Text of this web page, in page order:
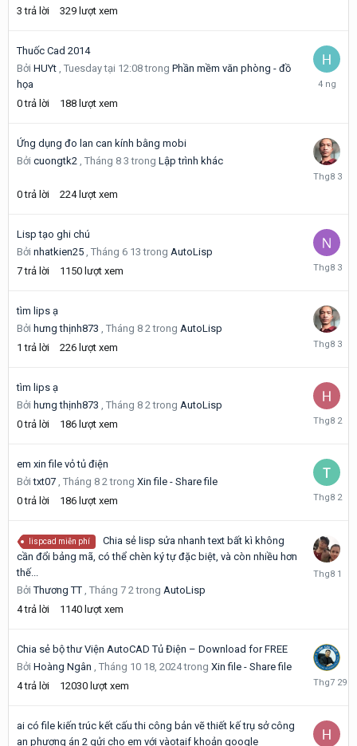
3 trả lời 329 lượt xem
Thuốc Cad 2014
Bởi HUYt , Tuesday tại 12:08trong Phần mềm văn phòng - đồ
họa
0 trả lời 188 lượt xem
Tuesday
Ứng dụng đo lan can kính bằng mobi
Bởi cuongtk2 , Tháng 8 3 trong Lập trình khác
0 trả lời 224 lượt xem
Tháng
Lisp tạo ghi chú
Bởi nhatkien25 , Tháng 6 13 trong AutoLisp
7 trả lời 1150 lượt xem
Tháng
tìm lips ạ
Bởi hưng thịnh873 , Tháng 8 2trong AutoLisp
1 trả lời 226 lượt xem
Tháng
tìm lips ạ
Bởi hưng thịnh873 , Tháng 8 2trong AutoLisp
0 trả lời 186 lượt xem
Tháng
em xin file vỏ tủ điện
Bởitxt07 , Tháng 8 2trong Xin file - Share file
0 trả lời 186 lượt xem
Tháng
lispcad miễn phí
Chia sẻ lisp sửa nhanh text bất kì không
cần đổi bảng mã, có thể chèn ký tự đặc biệt, và còn nhiều hơn
thế...
BởiThương TT , Tháng 7 2trong AutoLisp
4 trả lời 1140 lượt xem
Tháng
Chia sẻ bộ thư Viện AutoCAD Tủ Điện – Download for FREE
Bởi Hoàng Ngân , Tháng 10 18, 2024trong Xin file - Share file
4 trả lời 12030 lượt xem
Tháng
ai có file kiến trúc kết cấu thi công bản vẽ thiết kế trụ sở công
an phương án 2 gửi cho em với vàotaif khoản google